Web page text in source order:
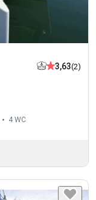
3,63(2)
4 WC